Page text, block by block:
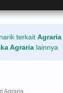
terkait Agraria
Agraria lainnya